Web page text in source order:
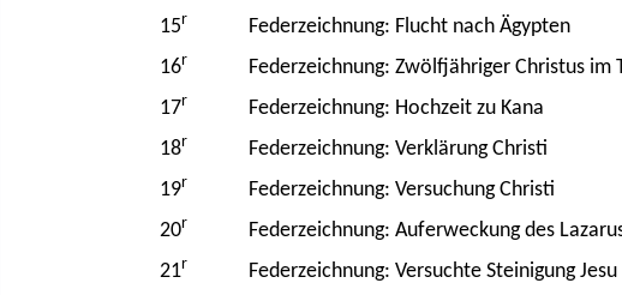
15r
Federzeichnung: Flucht nach Ägypten
16r
Federzeichnung: Zwölfjähriger Christus im
17r
Federzeichnung: Hochzeit zu Kana
18r
Federzeichnung: Verklärung Christi
19r
Federzeichnung: Versuchung Christi
20r
Federzeichnung: Auferweckung des
21r
Federzeichnung: Versuchte Steinigung